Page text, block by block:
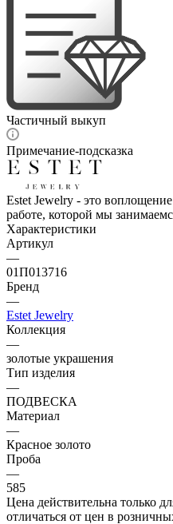
Частичный выкуп
Примечание-подсказка
Estet Jewelry - это
работе, которой мы
Характеристики
Артикул
—
01П013716
Бренд
—
Estet Jewelry
Коллекция
—
золотые украшения
Тип изделия
—
ПОДВЕСКА
Материал
—
Красное золото
Проба
—
585
Цена действительна только
отличаться от цен в